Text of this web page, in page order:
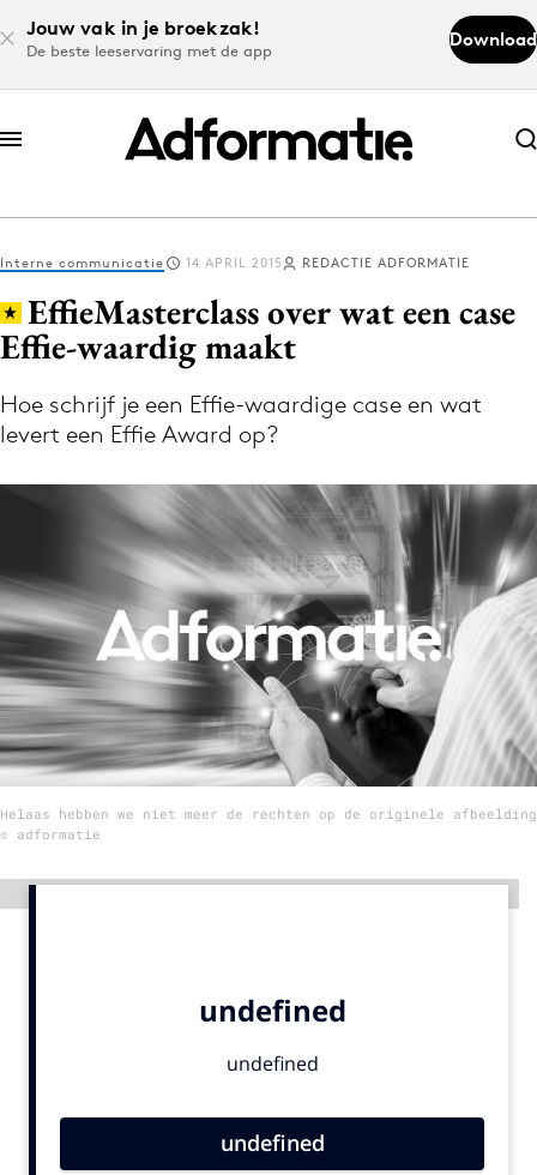
Jouw vak in je broekzak!
De beste leeservaring met de app
Download
Abonneer nu
Abonneer nu
Log in
Volg het laatste nieuws via de Adformatie
Nieuws app
Menu
Home
9 sept: GenAI-training
12 nov: MarketingLive!
Adverteren
Events
Carriere
Interne communicatie 14 APRIL 2015 REDACTIE ADFORMATIE
EffieMasterclass over wat een case
Effie-waardig maakt
Hoe schrijf je een Effie-waardige case en wat
levert een Effie Award op?
Helaas hebben we niet meer de rechten op de originele afbeelding
© adformatie